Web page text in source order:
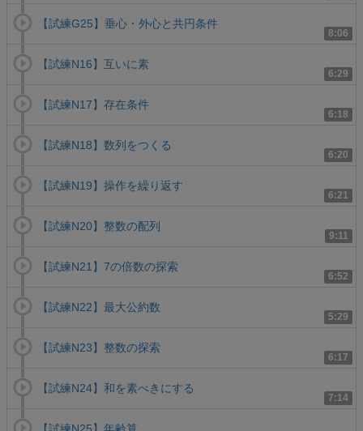
8:06
【試練G25】垂心・外心と共円条件
6:29
【試練N16】互いに素
6:18
【試練N17】存在条件
6:20
【試練N18】数列をつくる
6:21
【試練N19】操作を繰り返す
9:11
【試練N20】整数の配列
6:52
【試練N21】7の倍数の探索
5:29
【試練N22】最大公約数
6:17
【試練N23】整数の探索
7:14
【試練N24】和を素べきにする